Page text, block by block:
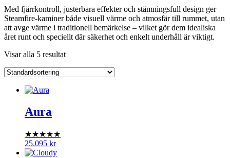
Med fjärrkontroll, justerbara effekter och stämningsfull design ger
Steamfire‑kaminer både visuell värme och atmosfär till rummet, utan
att avge värme i traditionell bemärkelse – vilket gör dem idealiska
året runt och speciellt där säkerhet och enkelt underhåll är viktigt.
Visar alla 5 resultat
Aura
★★★★★
25.095 kr